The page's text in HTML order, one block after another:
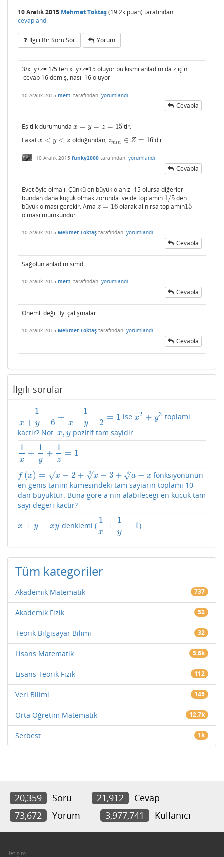
10 Aralık 2015 Mehmet Toktaş(19.2k puan) tarafından
cevaplandı
Ilgili Bir Soru Sor Yorum
3/x+y+z= 1/5 ten x+y+z=15 oluyor bu kısmı anladim da z için
cevap 16 demiş, nasıl 16 oluyor
10 Aralık 2015 mert. tarafından yorumlandı
Cevapla
Eşitlik durumunda x = y = z = 15
x= y= z= 15
'tir.
Fakat x < y < z
x< y< z olduğundan, zmin ∈ Z = 16
zmin ∈Z =16 'dır.
10 Aralık 2015 funky2000 tarafından yorumlandı
Cevapla
Evet öyle olmalı. Çünkü en büyük olan z=15 olursa diğerleri
bundan daha küçük olmak zorunda ve de toplamın 1/5
1/5 den
büyük olması gerekir. Ama z = 16
z=16 olarak alınırsa toplamın15
15
olması mümkündür.
10 Aralık 2015 Mehmet Toktaş tarafından yorumlandı
Cevapla
Sağolun anladım simdi
10 Aralık 2015 mert. tarafından yorumlandı
Cevapla
Önemli değil. İyi çalışmalar.
10 Aralık 2015 Mehmet Toktaş tarafından yorumlandı
Cevapla
İlgili sorular
1
x + y − 6
+
1
x − y − 2
= 1
1x+y−6+1x− y−2 =1 isex2 + y3
x2+y3
toplami
kactir? Not: x, y
x,y pozitif tam sayidir.
1
x
+
1
y
+
1
z
= 1
1x +1y +1 z=1
f (x) = x −2
− −
−−−
√ + x −3
− −
−−−
√
3 + a − x
− −
−−−
√
4
f(x)=x 2+ x−33 +a −x4
fonksiyonunun
en genis tanim kumesindeki tam sayiarin toplami 10
dan büyüktür. Buna gore a nin alabilecegi en kücük tam
sayi degeri kactir?
x + y = xy
x+ y= xy denklemi (
1
x
+
1
y
= 1
1x +1y =1 )
Tüm kategoriler
Akademik Matematik 737
Akademik Fizik 52
Teorik Bilgisayar Bilimi 32
Lisans Matematik 5.6k
Lisans Teorik Fizik 112
Veri Bilimi 145
Orta Öğretim Matematik 12.7k
Serbest 1k
20,359 Soru 21,912
Cevap
73,672
Yorum 3,977,741 Kullanıcı
İletişim